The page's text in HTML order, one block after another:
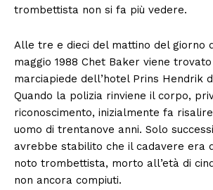
trombettista non si fa più vedere.
Alle tre e dieci del mattino del giorno
maggio 1988 Chet Baker viene
marciapiede dell’hotel Prins Hendrik
Quando la polizia rinviene il corpo,
riconoscimento, inizialmente fa
uomo di trentanove anni. Solo
avrebbe stabilito che il cadavere era
noto trombettista, morto all’età di
non ancora compiuti.